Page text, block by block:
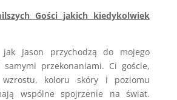
Gości jakich kiedykolwiek
jak Jason przychodzą do mojego
przekonaniami. Ci goście,
koloru skóry i poziomu
wspólne spojrzenie na świat.